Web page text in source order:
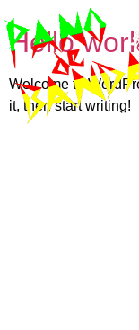
Hello
Welcome to
it, then start writing!